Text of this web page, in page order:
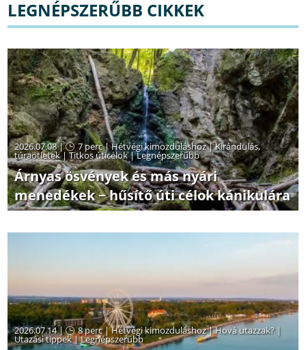
LEGNÉPSZERŰBB CIKKEK
2026.07.08 | 7 perc|Hétvégi kimozduláshoz|Kirándulás,
túraötletek|Titkos úticélok|Legnépszerűbb
Árnyas ösvények és más nyári
menedékek − hűsítő úti célok kánikulára
2026.07.14 | 8 perc|Hétvégi kimozduláshoz|Hová utazzak? |
Utazási tippek|Legnépszerűbb